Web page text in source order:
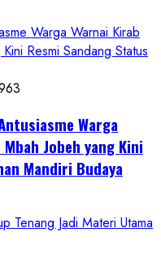
Warga Warnai Kirab
Resmi Sandang Status
Warga
Jobeh yang Kini
Mandiri Budaya
Tenang Jadi Materi Utama